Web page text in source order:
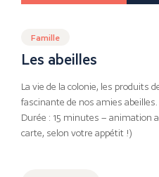
Famille
Les abeilles
La vie de la colonie, les produits
fascinante de nos amies abeilles.
Durée : 15 minutes – animation
carte, selon votre appétit !)